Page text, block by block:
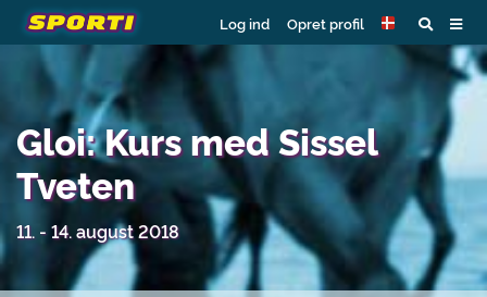
Log ind Opret profil
Gloi: Kurs med Sissel
Tveten
11. - 14. august 2018